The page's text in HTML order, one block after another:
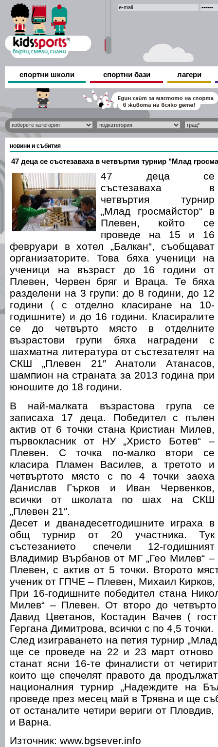
спортни школи спортни бази лагери
новини и събития
47 деца се състезаваха в четвъртия турнир "Млад
47 деца се
състезаваха в
четвъртия турнир
„Млад гросмайстор“ в
Плевен, който се
проведе на 15 и 16
февруари в хотел „Балкан“, съобщават
организаторите. Това бяха ученици на
ученици на възраст до 16 години от
Плевен, Червен бряг и Враца. Те бяха
разделени на 3 групи: до 8 години, до 12
години ( с отделно класиране на 10-
годишните) и до 16 години. Класиралите
се до четвърто място в отделните
възрастови групи бяха наградени с
шахматна литература от състезателят на
СКШ „Плевен 21″ Анатоли Атанасов,
шампион на страната за 2013 година при
юношите до 18 години.
В най-малката възрастова група се
записаха 17 деца. Победител с пълен
актив от 6 точки стана Кристиан Милев,
първокласник от НУ „Христо Ботев“ –
Плевен. С точка по-малко втори се
класира Пламен Василев, а третото и
четвъртото място с по 4 точки заеха
Данислав Гърков и Иван Червенков,
всички от школата по шах на СКШ
„Плевен 21″.
Десет и дванадесетгодишните играха в
общ турнир от 20 участника. Тук
състезанието спечели 12-годишният
Владимир Върбанов от МГ „Гео Милев“ –
Плевен, с актив от 5 точки. Второто
ученик от ГПЧЕ – Плевен, Михаил Кирков,
При 16-годишните победител стана
Милев“ – Плевен. От второ до
Давид Цветанов, Костадин Вачев (
Гергана Димитрова, всички с по 4,5 точки.
След изиграването на петия турнир
ще се проведе на 22 и 23 март отново
станат ясни 16-те финалисти от
които ще спечелят правото да
националния турнир „Надеждите на
проведе през месец май в Трявна и ще
от останалите четири вериги от
и Варна.
Източник: www.bgsever.info